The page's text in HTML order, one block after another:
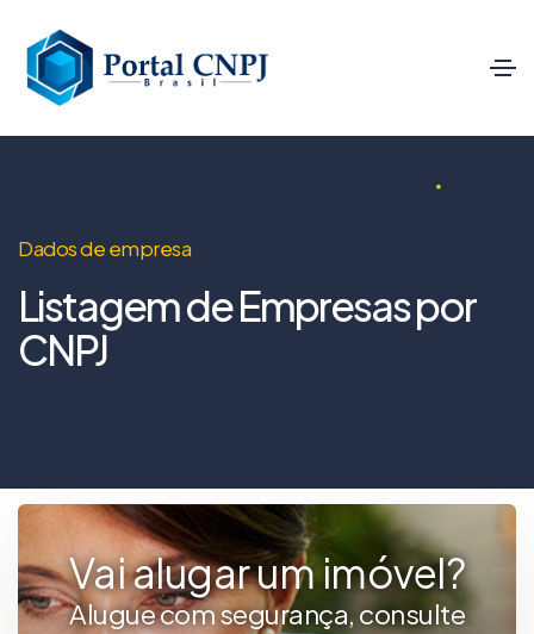
Dados de empresa
Listagem de Empresas por
CNPJ
Vai alugar um imóvel?
Alugue com segurança, consulte